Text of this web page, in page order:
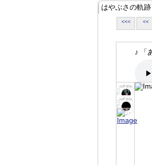
はやぶさの軌跡
<<< <<
♪ 「